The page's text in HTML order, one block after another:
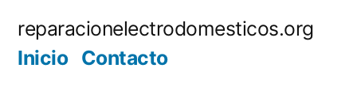
reparacionelectrodomesticos.org
Inicio Contacto